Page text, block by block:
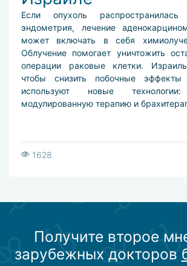
Если опухоль
эндометрия, лечение
может включать в себя
Облучение помогает уничтожить
операции раковые клетки.
чтобы снизить побочные
используют новые технологии:
модулированную терапию и
1628
Получите второе
зарубежных докторов